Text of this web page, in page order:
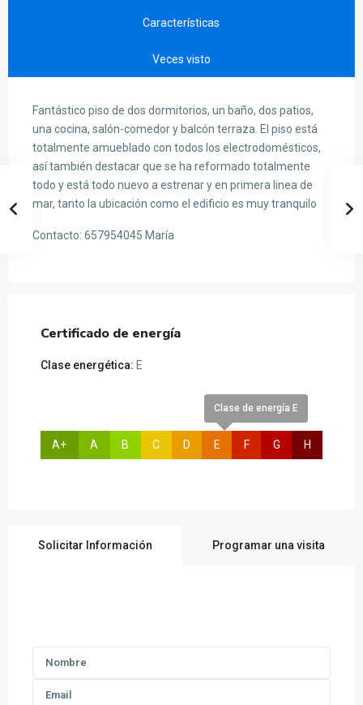
Características
Veces visto
Fantástico piso de dos dormitorios, un baño, dos patios,
una cocina, salón-comedor y balcón terraza. El piso está
totalmente amueblado con todos los electrodomésticos,
así también destacar que se ha reformado totalmente
todo y está todo nuevo a estrenar y en primera linea de
mar, tanto la ubicación como el edificio es muy tranquilo
Contacto: 657954045 María
Certificado de energía
Clase energética: E
A+ A B C D
Clase de energía E
E F G H
Solicitar Información Programar una visita